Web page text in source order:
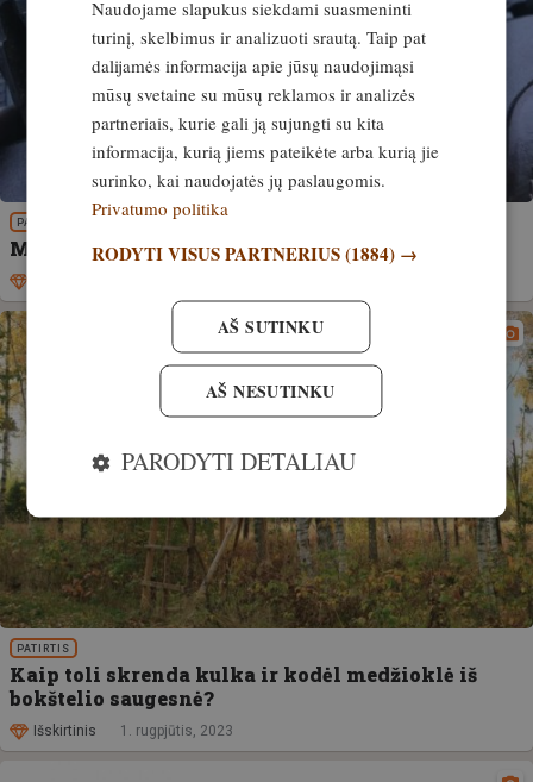
PATIRTIS
Maksimalus kulkos nuotolis ir efektyvumas
PATIRTIS
Kaip toli skrenda kulka ir kodėl medžioklė iš
bokštelio saugesnė?
Išskirtinis 1. rugpjūtis, 2023
Naudojame slapukus siekdami suasmeninti
turinį, skelbimus ir analizuoti srautą. Taip pat
dalijamės informacija apie jūsų naudojimąsi
mūsų svetaine su mūsų reklamos ir analizės
partneriais, kurie gali ją sujungti su kita
informacija, kurią jiems pateikėte arba kurią jie
surinko, kai naudojatės jų paslaugomis.
Privatumo politika
RODYTI VISUS PARTNERIUS(1884) →
AŠ SUTINKU
AŠ NESUTINKU
PARODYTI DETALIAU